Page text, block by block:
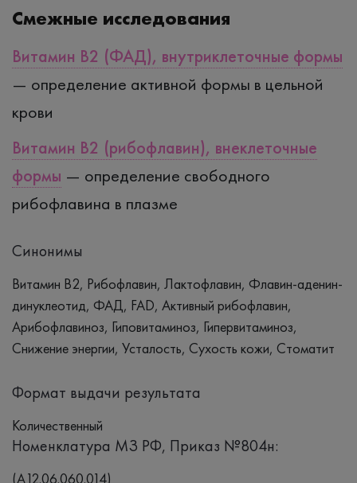
Смежные исследования
Витамин B2 (ФАД), внутриклеточные формы
— определение активной формы в цельной
крови
Витамин B2 (рибофлавин), внеклеточные
формы — определение свободного
рибофлавина в плазме
Синонимы
Витамин B2, Рибофлавин, Лактофлавин, Флавин-аденин-
динуклеотид, ФАД, FAD, Активный рибофлавин,
Арибофлавиноз, Гиповитаминоз, Гипервитаминоз,
Снижение энергии, Усталость, Сухость кожи, Стоматит
Формат выдачи результата
Количественный
Номенклатура МЗ РФ, Приказ №804н:
(A12.06.060.014)